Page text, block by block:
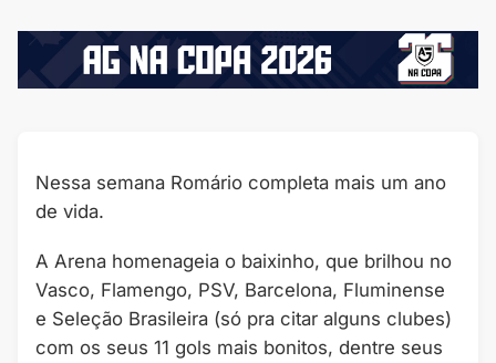
Nessa semana Romário completa mais um ano
de vida.
A Arena homenageia o baixinho, que brilhou no
Vasco, Flamengo, PSV, Barcelona, Fluminense
e Seleção Brasileira (só pra citar alguns clubes)
com os seus 11 gols mais bonitos, dentre seus